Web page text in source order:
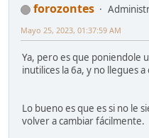
forozontes
Mayo 25, 2023, 01:37:59 AM
Ya, pero es que poniendole
inutilices la 6a, y no llegues
Lo bueno es que es si no le
volver a cambiar fácilmente.